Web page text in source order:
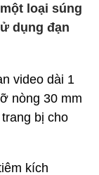
loại súng
dụng đạn
video dài 1
nòng 30 mm
bị cho
kích